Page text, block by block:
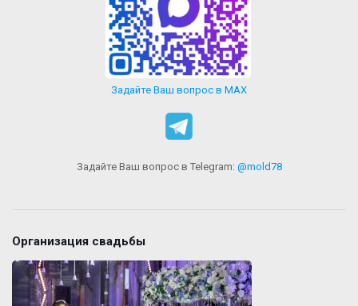
Задайте Ваш вопрос в MAX
Задайте Ваш вопрос в Telegram: @mold78
Организация свадьбы